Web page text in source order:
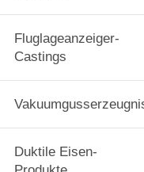
Fluglageanzeiger-
Castings
Duktile Eisen-